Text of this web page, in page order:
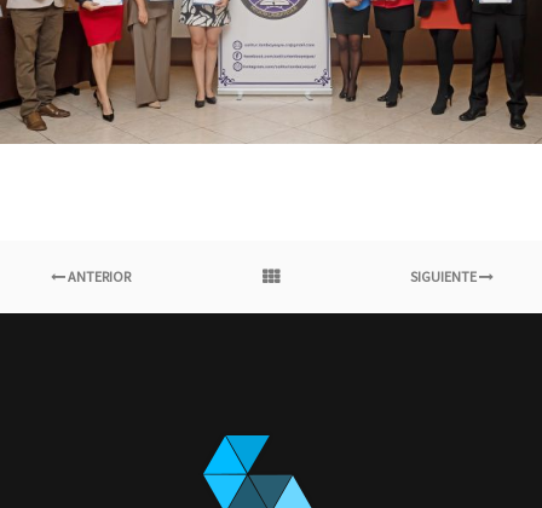
ANTERIOR SIGUIENTE